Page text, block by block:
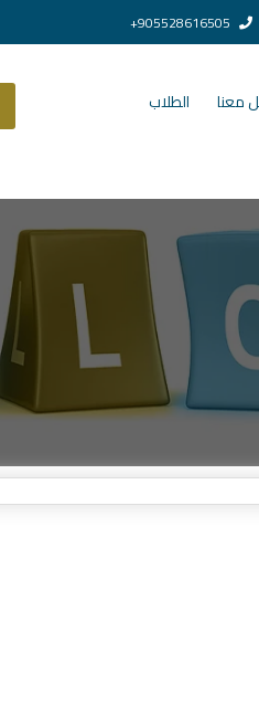
معنا الطلاب